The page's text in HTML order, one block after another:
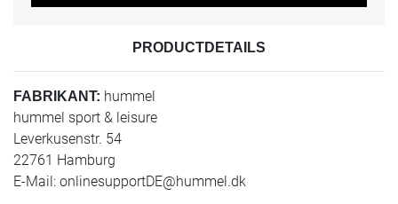
PRODUCTDETAILS
FABRIKANT: hummel
hummel sport & leisure
Leverkusenstr. 54
22761 Hamburg
E-Mail: onlinesupportDE@hummel.dk